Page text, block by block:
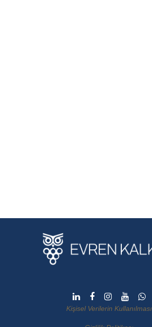
Kişisel Verilerin Kullanılması